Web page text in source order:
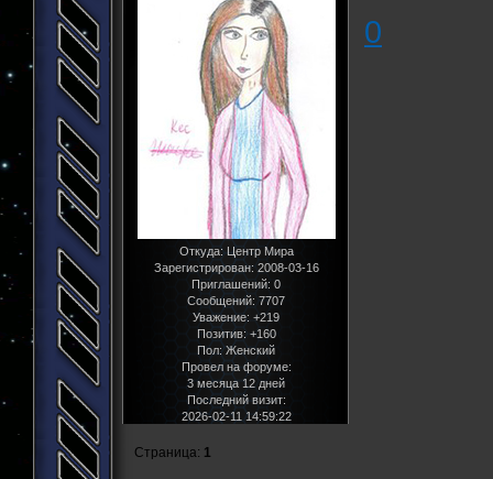
Откуда: Центр Мира
Зарегистрирован: 2008-03-16
Приглашений: 0
Сообщений: 7707
Уважение: +219
Позитив: +160
Пол:Женский
Провел на форуме:
3 месяца 12 дней
Последний визит:
2026-02-11 14:59:22
0
Страница: 1